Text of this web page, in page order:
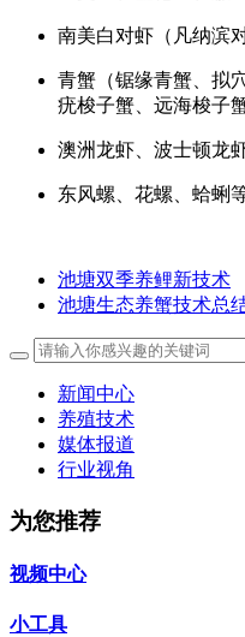
南美白对虾（凡纳滨
青蟹（锯缘青蟹、拟
疣梭子蟹、远海梭子
澳洲龙虾、波士顿龙
东风螺、花螺、蛤蜊
池塘双季养鲤新技术
池塘生态养蟹技术总
新闻中心
养殖技术
媒体报道
行业视角
为您推荐
视频中心
小工具